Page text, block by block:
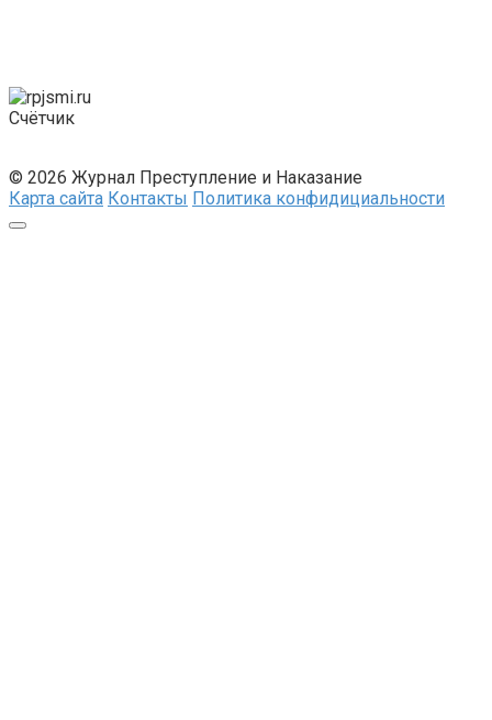
Счётчик
© 2026 Журнал Преступление и Наказание
Карта сайта Контакты Политика конфидициальности